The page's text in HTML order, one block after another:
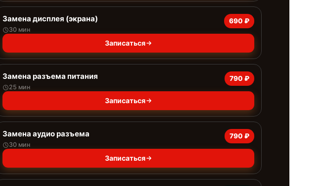
Замена дисплея (экрана)
30 мин
690 ₽
Записаться
Замена разъема питания
25 мин
790 ₽
Записаться
Замена аудио разъема
30 мин
790 ₽
Записаться